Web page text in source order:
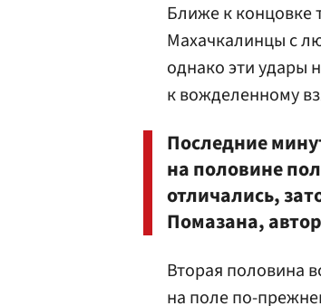
Ближе к концовке
Махачкалинцы с
однако эти удары
к вожделенному
Последние
на половине
отличались,
Помазана,
Вторая половина
на поле по-